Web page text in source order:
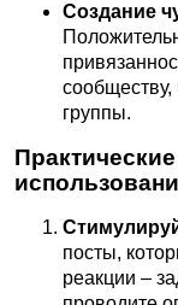
Создание
сообществу,
группы.
посты,
реакции –